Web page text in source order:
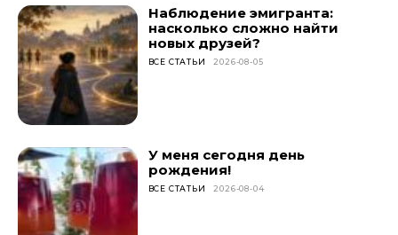
Наблюдение эмигранта:
насколько сложно найти
новых друзей?
ВСЕ СТАТЬИ 2026-08-05
У меня сегодня день
рождения!
ВСЕ СТАТЬИ 2026-08-04